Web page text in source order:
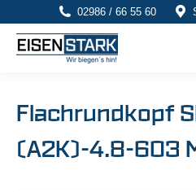
02986 / 66 55 60
Flachrundkopf
(A2K)-4.8-603